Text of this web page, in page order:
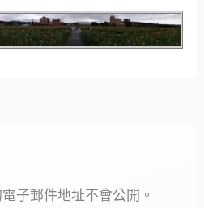
子郵件地址不會公開。